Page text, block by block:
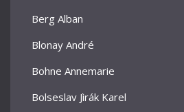
Berg Alban
Blonay André
Bohne Annemarie
Bolseslav Jìrák Karel